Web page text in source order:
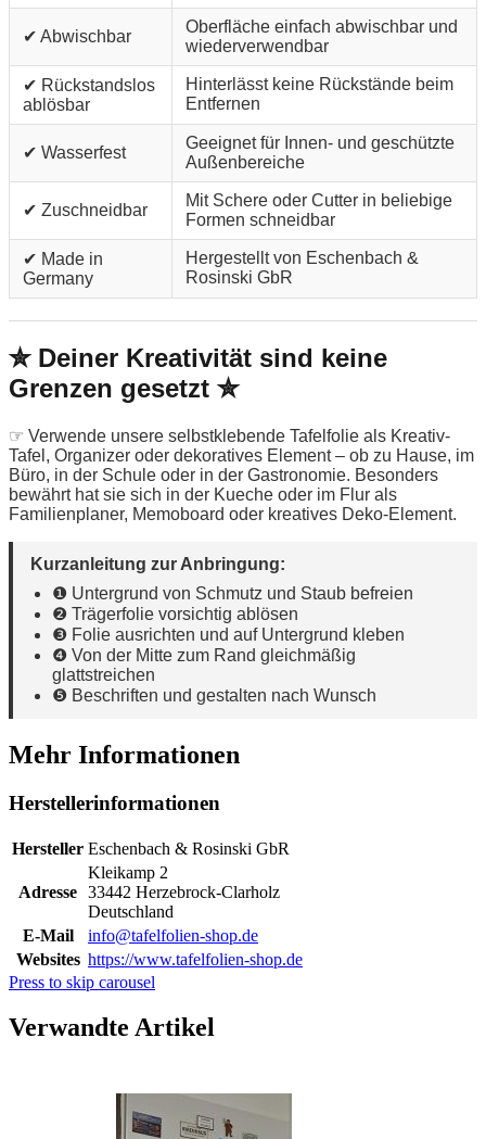
✔ Abwischbar
Oberfläche einfach abwischbar und
wiederverwendbar
✔ Rückstandslos
ablösbar
Hinterlässt keine Rückstände beim
Entfernen
✔ Wasserfest
Geeignet für Innen- und geschützte
Außenbereiche
✔ Zuschneidbar
Mit Schere oder Cutter in beliebige
Formen schneidbar
✔ Made in
Germany
Hergestellt von Eschenbach &
Rosinski GbR
✮ Deiner Kreativität sind keine
Grenzen gesetzt ✮
☞ Verwende unsere selbstklebende Tafelfolie als Kreativ-
Tafel, Organizer oder dekoratives Element – ob zu Hause, im
Büro, in der Schule oder in der Gastronomie. Besonders
bewährt hat sie sich in der Kueche oder im Flur als
Familienplaner, Memoboard oder kreatives Deko-Element.
Kurzanleitung zur Anbringung:
❶ Untergrund von Schmutz und Staub befreien
❷ Trägerfolie vorsichtig ablösen
❸ Folie ausrichten und auf Untergrund kleben
❹ Von der Mitte zum Rand gleichmäßig
glattstreichen
❺ Beschriften und gestalten nach Wunsch
Mehr Informationen
Herstellerinformationen
Hersteller Eschenbach & Rosinski GbR
Adresse
Kleikamp 2
33442 Herzebrock-Clarholz
Deutschland
E-Mail
info@tafelfolien-shop.de
Websites https://www.tafelfolien-shop.de
Press to skip carousel
Verwandte Artikel